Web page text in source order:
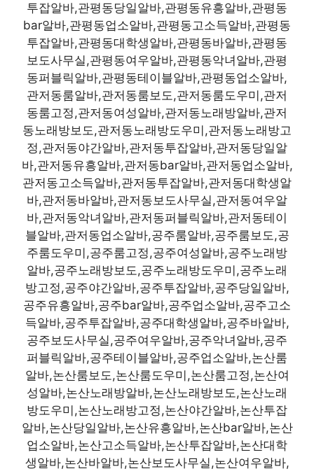
투잡알바,관평동당일알바,관평동유흥알바,관평동
bar알바,관평동업소알바,관평동고소득알바,관평동
투잡알바,관평동대학생알바,관평동바알바,관평동
보도사무실,관평동여우알바,관평동악녀알바,관평
동퍼블릭알바,관평동테이블알바,관평동업소알바,
관저동룸알바,관저동룸보도,관저동룸도우미,관저
동룸고정,관저동여성알바,관저동노래방알바,관저
동노래방보도,관저동노래방도우미,관저동노래방고
정,관저동야간알바,관저동투잡알바,관저동당일알
바,관저동유흥알바,관저동bar알바,관저동업소알바,
관저동고소득알바,관저동투잡알바,관저동대학생알
바,관저동바알바,관저동보도사무실,관저동여우알
바,관저동악녀알바,관저동퍼블릭알바,관저동테이
블알바,관저동업소알바,공주룸알바,공주룸보도,공
주룸도우미,공주룸고정,공주여성알바,공주노래방
알바,공주노래방보도,공주노래방도우미,공주노래
방고정,공주야간알바,공주투잡알바,공주당일알바,
공주유흥알바,공주bar알바,공주업소알바,공주고소
득알바,공주투잡알바,공주대학생알바,공주바알바,
공주보도사무실,공주여우알바,공주악녀알바,공주
퍼블릭알바,공주테이블알바,공주업소알바,논산룸
알바,논산룸보도,논산룸도우미,논산룸고정,논산여
성알바,논산노래방알바,논산노래방보도,논산노래
방도우미,논산노래방고정,논산야간알바,논산투잡
알바,논산당일알바,논산유흥알바,논산bar알바,논산
업소알바,논산고소득알바,논산투잡알바,논산대학
생알바,논산바알바,논산보도사무실,논산여우알바,